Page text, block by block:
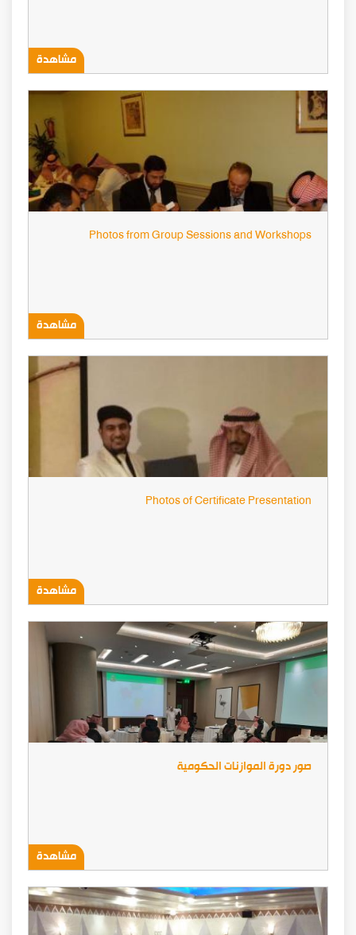
مشاهدة
Photos from Group Sessions and Workshops
مشاهدة
Photos of Certificate Presentation
مشاهدة
صور دورة الموازنات الحكومية
مشاهدة